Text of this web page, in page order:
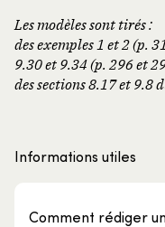
Les modèles sont tirés :
des exemples 1 et 2 (p.
9.30 et 9.34 (p. 296 et
des sections 8.17 et 9.8
Informations utiles
Comment rédiger